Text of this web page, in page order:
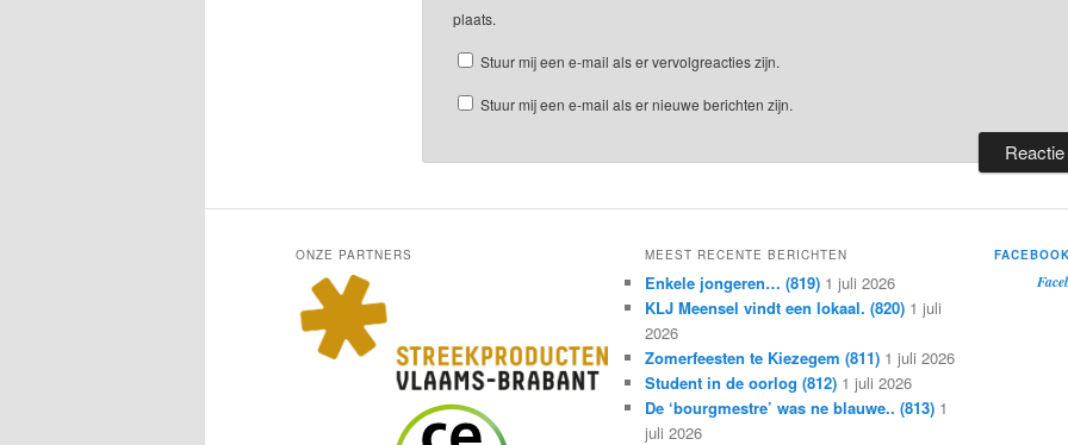
plaats.
Stuur mij een e-mail als er vervolgreacties zijn.
Stuur mij een e-mail als er nieuwe berichten zijn.
ONZE PARTNERS MEEST RECENTE BERICHTEN
Enkele jongeren… (819) 1 juli 2026
KLJ Meensel vindt een lokaal. (820) 1 juli
2026
Zomerfeesten te Kiezegem (811) 1 juli 2026
Student in de oorlog (812) 1 juli 2026
De ‘bourgmestre’ was ne blauwe.. (813) 1
juli 2026
FACEBOOK